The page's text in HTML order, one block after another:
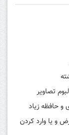
تصاویر
و حافظه زیاد
و یا وارد کردن